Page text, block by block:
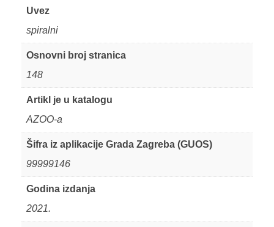
Uvez
spiralni
Osnovni broj stranica
148
Artikl je u katalogu
AZOO-a
Šifra iz aplikacije Grada Zagreba (GUOS)
99999146
Godina izdanja
2021.